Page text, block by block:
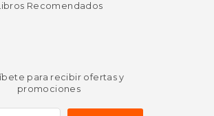
Recomendados
para recibir ofertas y
promociones